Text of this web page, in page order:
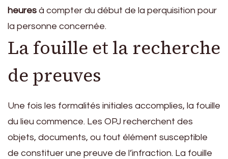
heures à compter du début de la perquisition pour
la personne concernée.
La fouille et la recherche
de preuves
Une fois les formalités initiales accomplies, la fouille
du lieu commence. Les OPJ recherchent des
objets, documents, ou tout élément susceptible
de constituer une preuve de l’infraction. La fouille